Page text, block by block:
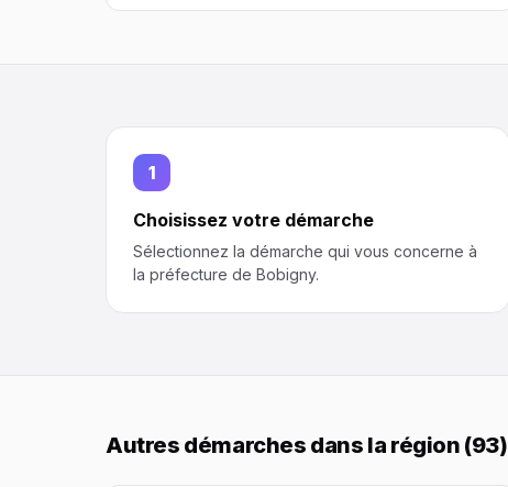
1
Choisissez votre démarche
Sélectionnez la démarche qui vous concerne à
la préfecture de Bobigny.
Autres démarches dans la région (93)